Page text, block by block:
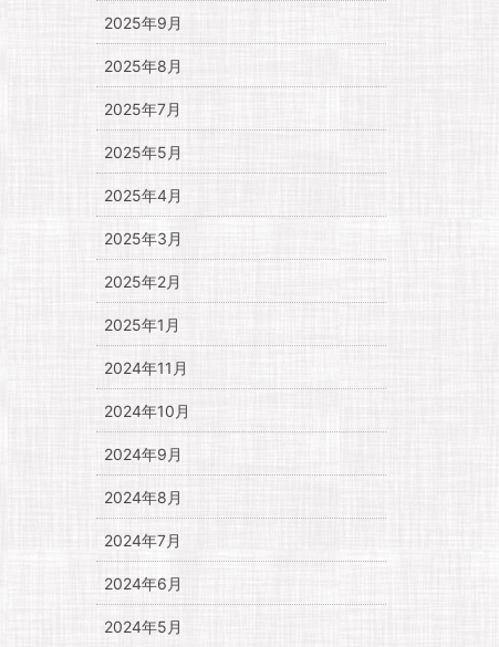
2025年9月
2025年8月
2025年7月
2025年5月
2025年4月
2025年3月
2025年2月
2025年1月
2024年11月
2024年10月
2024年9月
2024年8月
2024年7月
2024年6月
2024年5月